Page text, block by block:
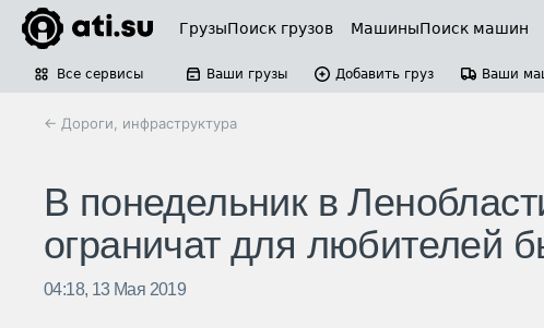
ГрузыПоиск грузов МашиныПоиск машин
Все сервисы Ваши грузы Добавить груз Ваши
← Дороги, инфраструктура
В понедельник в
ограничат для любителей
04:18, 13 Мая 2019